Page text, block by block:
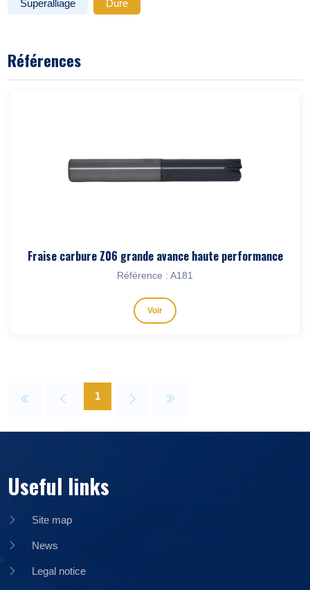
Superalliage Dure
Références
Fraise carbure Z06 grande avance haute performance
Référence : A181
Voir
1
Useful links
Site map
News
Legal notice